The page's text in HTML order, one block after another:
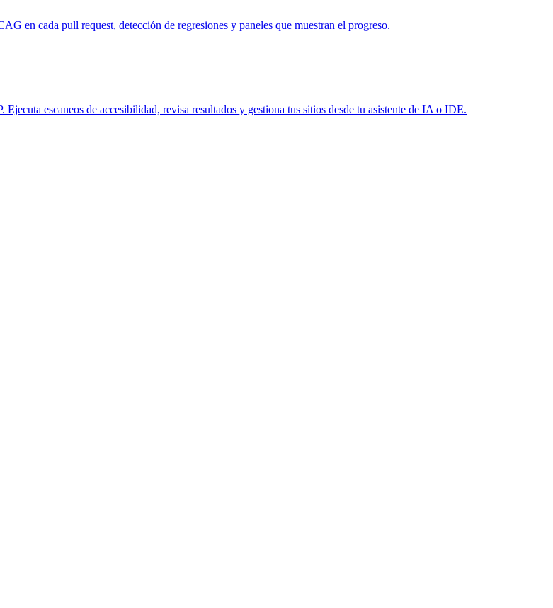
en cada pull request, detección de regresiones y paneles que muestran el progreso.
escaneos de accesibilidad, revisa resultados y gestiona tus sitios desde tu asistente de IA o IDE.